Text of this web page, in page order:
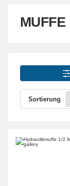
MUFFE
Sortierung